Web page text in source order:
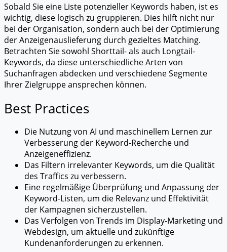
Sobald Sie eine Liste potenzieller Keywords haben, ist es
wichtig, diese logisch zu gruppieren. Dies hilft nicht nur
bei der Organisation, sondern auch bei der Optimierung
der Anzeigenauslieferung durch gezieltes Matching.
Betrachten Sie sowohl Shorttail- als auch Longtail-
Keywords, da diese unterschiedliche Arten von
Suchanfragen abdecken und verschiedene Segmente
Ihrer Zielgruppe ansprechen können.
Best Practices
Die Nutzung von AI und maschinellem Lernen zur
Verbesserung der Keyword-Recherche und
Anzeigeneffizienz.
Das Filtern irrelevanter Keywords, um die Qualität
des Traffics zu verbessern.
Eine regelmäßige Überprüfung und Anpassung der
Keyword-Listen, um die Relevanz und Effektivität
der Kampagnen sicherzustellen.
Das Verfolgen von Trends im Display-Marketing und
Webdesign, um aktuelle und zukünftige
Kundenanforderungen zu erkennen.